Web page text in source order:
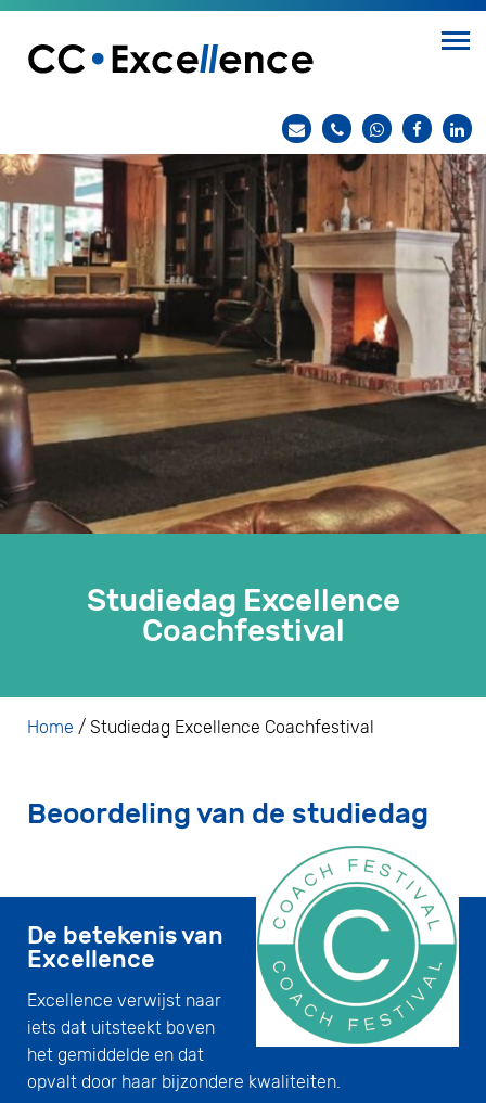
Studiedag Excellence
Coachfestival
Home / Studiedag Excellence Coachfestival
Beoordeling van de studiedag
De betekenis van
Excellence
Excellence verwijst naar
iets dat uitsteekt boven
het gemiddelde en dat
opvalt door haar bijzondere kwaliteiten.